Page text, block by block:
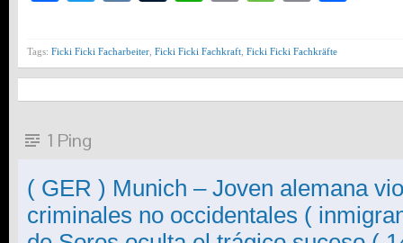
Tags: Ficki Ficki Facharbeiter Ficki Ficki Fachkraft Ficki Ficki Fachkräfte
1 Ping
( GER ) Munich – Joven alemana
criminales no occidentales (